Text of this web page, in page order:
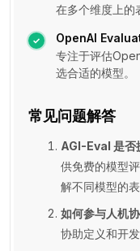
在多个维度上的
OpenAI
专注于评估
选合适的模型。
常见问题解答
AGI-Eval 是否
供免费的模型
解不同模型的表
如何参与人机
协助定义和开